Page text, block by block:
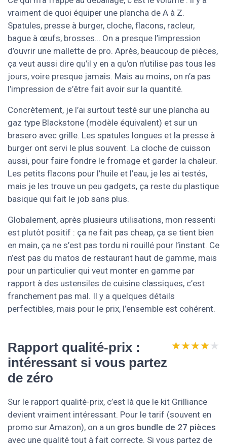
vraiment de quoi équiper une plancha de A à Z.
Spatules, presse à burger, cloche, flacons, racleur,
bague à œufs, brosses… On a presque l’impression
d’ouvrir une mallette de pro. Après, beaucoup de pièces,
ça veut aussi dire qu’il y en a qu’on n’utilise pas tous les
jours, voire presque jamais. Mais au moins, on n’a pas
l’impression de s’être fait avoir sur la quantité.
Concrètement, je l’ai surtout testé sur une plancha au
gaz type Blackstone (modèle équivalent) et sur un
brasero avec grille. Les spatules longues et la presse à
burger ont servi le plus souvent. La cloche de cuisson
aussi, pour faire fondre le fromage et garder la chaleur.
Les petits flacons pour l’huile et l’eau, je les ai testés,
mais je les trouve un peu gadgets, ça reste du plastique
basique qui fait le job sans plus.
Globalement, après plusieurs utilisations, mon ressenti
est plutôt positif : ça ne fait pas cheap, ça se tient bien
en main, ça ne s’est pas tordu ni rouillé pour l’instant. Ce
n’est pas du matos de restaurant haut de gamme, mais
pour un particulier qui veut monter en gamme par
rapport à des ustensiles de cuisine classiques, c’est
franchement pas mal. Il y a quelques détails
perfectibles, mais pour le prix, l’ensemble est cohérent.
Rapport qualité-prix :
intéressant si vous partez
de zéro
★★★★★
★★★★★
Sur le rapport qualité-prix, c’est là que le kit Grilliance
devient vraiment intéressant. Pour le tarif (souvent en
promo sur Amazon), on a un gros bundle de 27 pièces
avec une qualité tout à fait correcte. Si vous partez de